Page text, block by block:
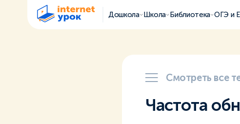
Дошкола Школа Библиотека ОГЭ и
Смотреть все
Частота